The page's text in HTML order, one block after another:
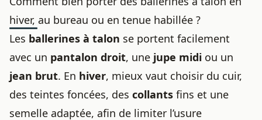
hiver, au bureau ou en tenue habillée ?
Les ballerines à talon se portent facilement
avec un pantalon droit, une jupe midi ou un
jean brut. En hiver, mieux vaut choisir du cuir,
des teintes foncées, des collants fins et une
semelle adaptée, afin de limiter l’usure